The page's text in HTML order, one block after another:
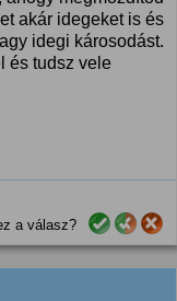
akár idegeket is és
idegi károsodást.
és tudsz vele
a válasz?